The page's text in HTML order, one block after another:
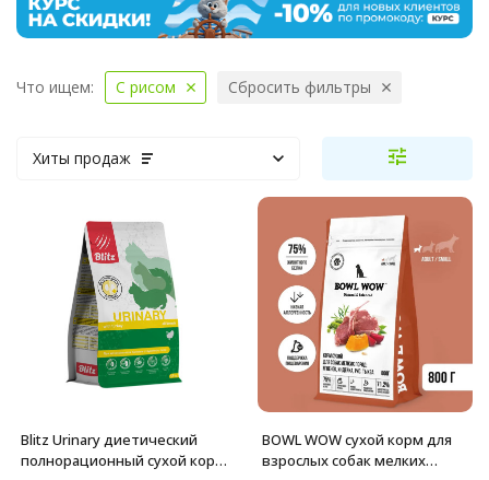
Что ищем: С рисом Сбросить фильтры
Хиты продаж
Blitz Urinary диетический
полнорационный сухой корм
BOWL WOW сухой корм для
взрослых собак мелких